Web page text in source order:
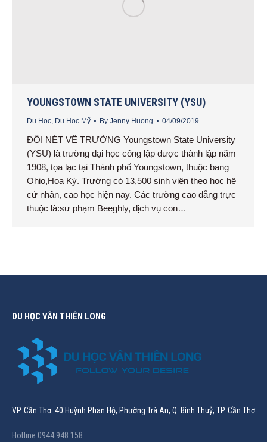
YOUNGSTOWN STATE UNIVERSITY (YSU)
Du Học, Du Học Mỹ By Jenny Huong 04/09/2019
ĐÔI NÉT VỀ TRƯỜNG Youngstown State University
(YSU) là trường đại học công lập được thành lập năm
1908, tọa lạc tại Thành phố Youngstown, thuộc bang
Ohio,Hoa Kỳ. Trường có 13,500 sinh viên theo học hệ
cử nhân, cao học hiện nay. Các trường cao đẳng trực
thuộc là:sư phạm Beeghly, dịch vụ con…
DU HỌC VÂN THIÊN LONG
VP. Cần Thơ: 40 Huỳnh Phan Hộ, Phường Trà An, Q. Bình Thuỷ, TP. Cần Thơ
Hotline 0944 948 158